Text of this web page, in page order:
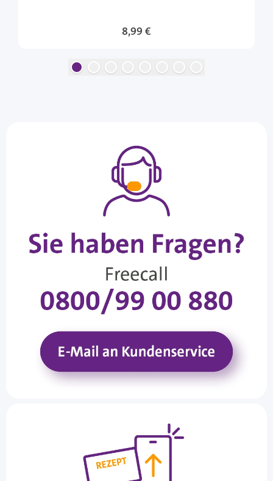
8,99 €